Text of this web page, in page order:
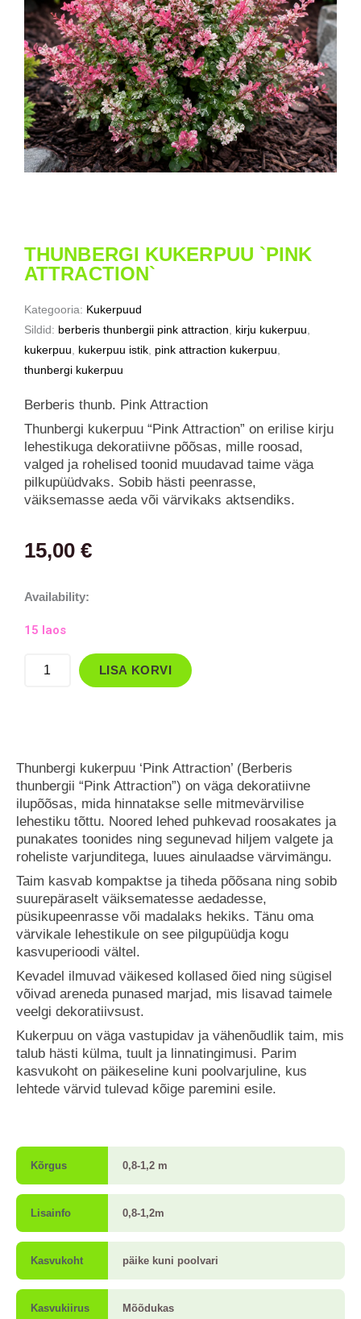
THUNBERGI KUKERPUU `PINK
ATTRACTION`
Kategooria: Kukerpuud
Sildid: berberis thunbergii pink attraction, kirju kukerpuu,
kukerpuu, kukerpuu istik, pink attraction kukerpuu,
thunbergi kukerpuu
Berberis thunb. Pink Attraction
Thunbergi kukerpuu “Pink Attraction” on erilise kirju
lehestikuga dekoratiivne põõsas, mille roosad,
valged ja rohelised toonid muudavad taime väga
pilkupüüdvaks. Sobib hästi peenrasse,
väiksemasse aeda või värvikaks aktsendiks.
15,00 €
Availability:
15 laos
Thunbergi
LISA KORVI
Thunbergi kukerpuu ‘Pink Attraction’ (Berberis
thunbergii “Pink Attraction”) on väga dekoratiivne
ilupõõsas, mida hinnatakse selle mitmevärvilise
lehestiku tõttu. Noored lehed puhkevad roosakates ja
punakates toonides ning segunevad hiljem valgete ja
roheliste varjunditega, luues ainulaadse värvimängu.
Taim kasvab kompaktse ja tiheda põõsana ning sobib
suurepäraselt väiksematesse aedadesse,
püsikupeenrasse või madalaks hekiks. Tänu oma
värvikale lehestikule on see pilgupüüdja kogu
kasvuperioodi vältel.
Kevadel ilmuvad väikesed kollased õied ning sügisel
võivad areneda punased marjad, mis lisavad taimele
veelgi dekoratiivsust.
Kukerpuu on väga vastupidav ja vähenõudlik taim, mis
talub hästi külma, tuult ja linnatingimusi. Parim
kasvukoht on päikeseline kuni poolvarjuline, kus
lehtede värvid tulevad kõige paremini esile.
Kõrgus 0,8-1,2 m
Lisainfo 0,8-1,2m
Kasvukoht päike kuni poolvari
Kasvukiirus Mõõdukas